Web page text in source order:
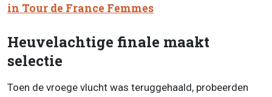
in Tour de France Femmes
Heuvelachtige finale maakt
selectie
Toen de vroege vlucht was teruggehaald, probeerden